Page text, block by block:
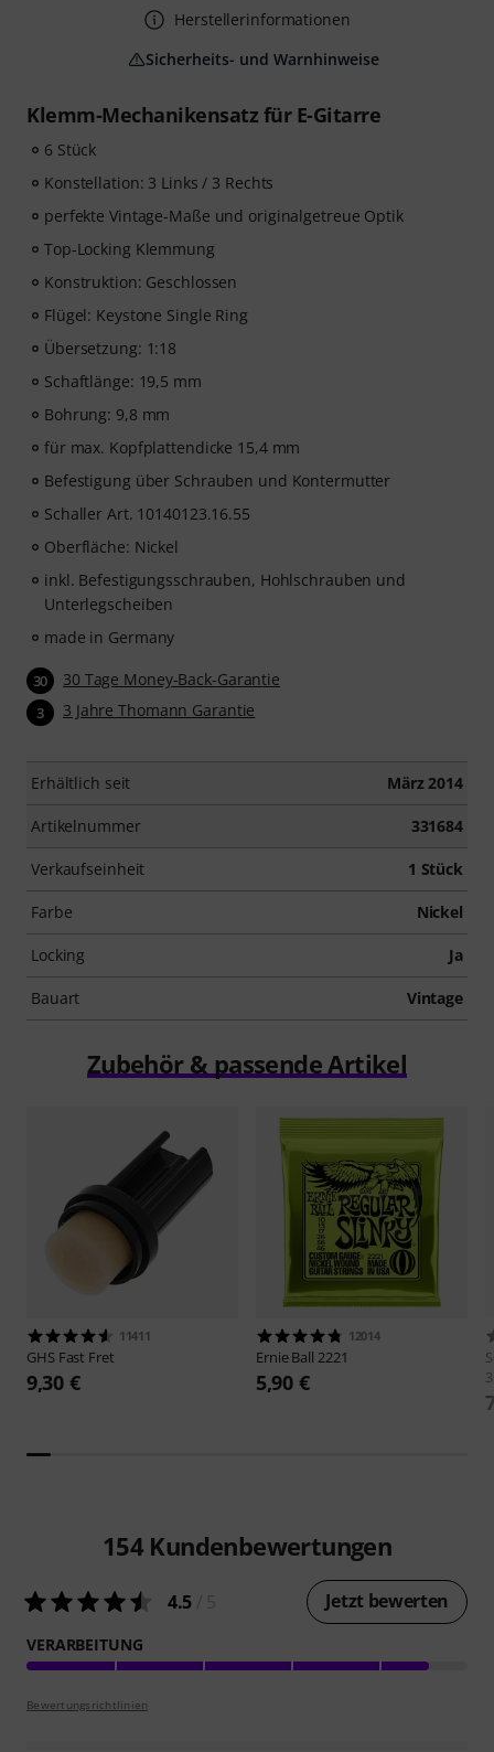
Klemm-Mechanikensatz für E-Gitarre
6 Stück
Konstellation: 3 Links / 3 Rechts
perfekte Vintage-Maße und originalgetreue Optik
Top-Locking Klemmung
Konstruktion: Geschlossen
Flügel: Keystone Single Ring
Übersetzung: 1:18
Schaftlänge: 19,5 mm
Bohrung: 9,8 mm
für max. Kopfplattendicke 15,4 mm
Befestigung über Schrauben und Kontermutter
Schaller Art. 10140123.16.55
Oberfläche: Nickel
inkl. Befestigungsschrauben, Hohlschrauben und
Unterlegscheiben
made in Germany
30 30 Tage Money-Back-Garantie
3 3 Jahre Thomann Garantie
Erhältlich seit März 2014
Artikelnummer 331684
Verkaufseinheit 1 Stück
Farbe Nickel
Locking Ja
Bauart Vintage
Herstellerinformationen
Sicherheits- und Warnhinweise
Zubehör & passende Artikel
11411
GHS Fast Fret
9,30 €
12014
Ernie Ball 2221
5,90 €
154 Kundenbewertungen
4.5 Jetzt bewerten
VERARBEITUNG
Bewertungsrichtlinien